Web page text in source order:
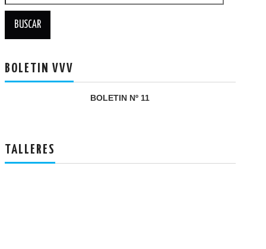
BOLETIN VVV
BOLETIN Nº 11
TALLERES